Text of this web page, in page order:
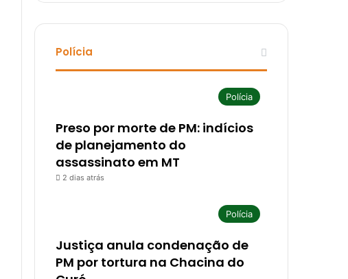
Polícia
Polícia
Preso por morte de PM: indícios
de planejamento do
assassinato em MT
2 dias atrás
Polícia
Justiça anula condenação de
PM por tortura na Chacina do